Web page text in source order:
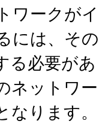
ワークが
には、そ
る必要が
ネットワ
ります。